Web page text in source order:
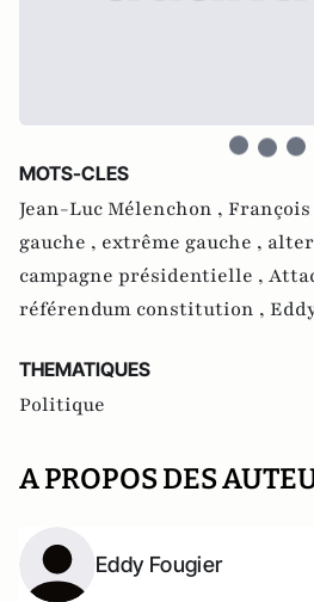
MOTS-CLES
Jean-Luc Mélenchon ,
gauche , extrême gauche ,
campagne présidentielle ,
référendum constitution ,
THEMATIQUES
Politique
A PROPOS DES
Eddy Fougier